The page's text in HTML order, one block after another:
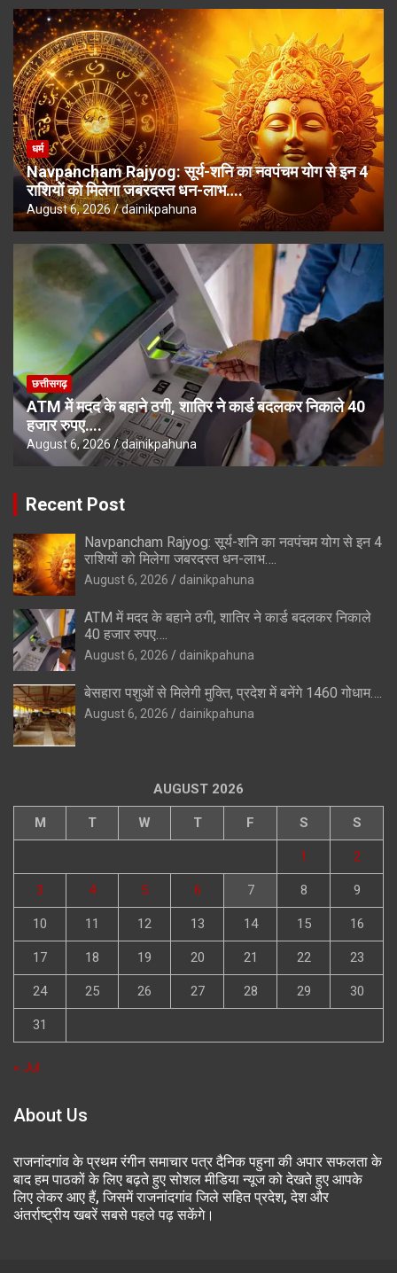
धर्म
Navpancham Rajyog: सूर्य-शनि का नवपंचम योग से इन 4
राशियों को मिलेगा जबरदस्त धन-लाभ….
August 6, 2026 dainikpahuna
छत्तीसगढ़
ATM में मदद के बहाने ठगी, शातिर ने कार्ड बदलकर निकाले 40
हजार रुपए….
August 6, 2026 dainikpahuna
Recent Post
Navpancham Rajyog: सूर्य-शनि का नवपंचम योग से इन 4
राशियों को मिलेगा जबरदस्त धन-लाभ….
August 6, 2026 dainikpahuna
ATM में मदद के बहाने ठगी, शातिर ने कार्ड बदलकर निकाले
40 हजार रुपए….
August 6, 2026 dainikpahuna
बेसहारा पशुओं से मिलेगी मुक्ति, प्रदेश में बनेंगे 1460 गोधाम….
August 6, 2026 dainikpahuna
AUGUST 2026
M T W T F S S
1 2
3 4 5 6 7 8 9
10 11 12 13 14 15 16
17 18 19 20 21 22 23
24 25 26 27 28 29 30
31
« Jul
About Us
राजनांदगांव के प्रथम रंगीन समाचार पत्र दैनिक पहुना की अपार सफलता के
बाद हम पाठकों के लिए बढ़ते हुए सोशल मीडिया न्यूज को देखते हुए आपके
लिए लेकर आए हैं, जिसमें राजनांदगांव जिले सहित प्रदेश, देश और
अंतर्राष्ट्रीय खबरें सबसे पहले पढ़ सकेंगे।